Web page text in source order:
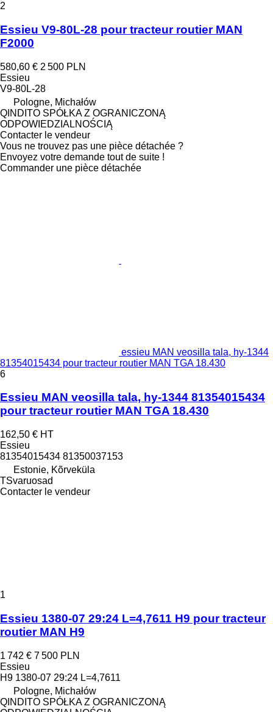
2
Essieu V9-80L-28 pour tracteur routier MAN
F2000
580,60 € 2 500 PLN
Essieu
V9-80L-28
Pologne, Michałów
QINDITO SPÓŁKA Z OGRANICZONĄ
ODPOWIEDZIALNOŚCIĄ
Contacter le vendeur
Vous ne trouvez pas une pièce détachée ?
Envoyez votre demande tout de suite !
Commander une pièce détachée
essieu MAN veosilla tala, hy-1344
81354015434 pour tracteur routier MAN TGA 18.430
6
Essieu MAN veosilla tala, hy-1344 81354015434
pour tracteur routier MAN TGA 18.430
162,50 € HT
Essieu
81354015434 81350037153
Estonie, Kõrveküla
TSvaruosad
Contacter le vendeur
1
Essieu 1380-07 29:24 L=4,7611 H9 pour tracteur
routier MAN H9
1 742 € 7 500 PLN
Essieu
H9 1380-07 29:24 L=4,7611
Pologne, Michałów
QINDITO SPÓŁKA Z OGRANICZONĄ